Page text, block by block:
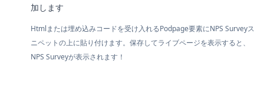
加します
Htmlまたは埋め込みコードを受け入れるPodpage要素にNPS Surveyス
ニペットの上に貼り付けます。保存してライブページを表示すると、
NPS Surveyが表示されます！